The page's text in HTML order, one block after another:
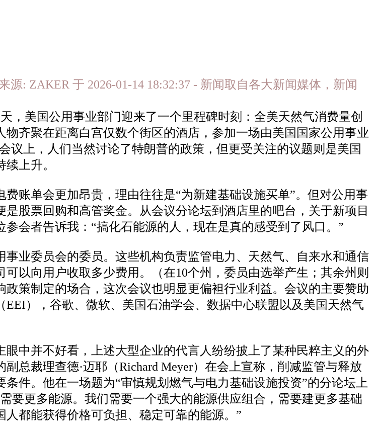
源: ZAKER 于 2026-01-14 18:32:37 - 新闻取自各大新闻媒体，新闻
，美国公用事业部门迎来了一个里程碑时刻：全美天然气消费量创
齐聚在距离白宫仅数个街区的酒店，参加一场由美国国家公用事业
议上，人们当然讨论了特朗普的政策，但更受关注的议题则是美国
上升。
账单会更加昂贵，理由往往是“为新建基础设施买单”。但对公用事
股票回购和高管奖金。从会议分论坛到酒店里的吧台，关于新项目
会者告诉我：“搞化石能源的人，现在是真的感受到了风口。”
业委员会的委员。这些机构负责监管电力、天然气、自来水和通信
以向用户收取多少费用。（在10个州，委员由选举产生；其余州则
策制定的场合，这次会议也明显更偏袒行业利益。会议的主要赞助
），谷歌、微软、美国石油学会、数据中心联盟以及美国天然气
中并不好看，上述大型企业的代言人纷纷披上了某种民粹主义的外
总裁理查德·迈耶（Richard Meyer）在会上宣称，削减监管与释放
件。他在一场题为“审慎规划燃气与电力基础设施投资”的分论坛上
要更多能源。我们需要一个强大的能源供应组合，需要建更多基础
能获得价格可负担、稳定可靠的能源。”